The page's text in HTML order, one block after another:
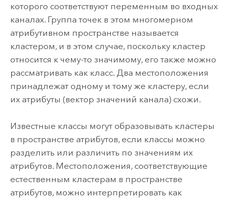
которого соответствуют переменным во входных
каналах. Группа точек в этом многомерном
атрибутивном пространстве называется
кластером, и в этом случае, поскольку кластер
относится к чему-то значимому, его также можно
рассматривать как класс. Два местоположения
принадлежат одному и тому же кластеру, если
их атрибуты (вектор значений канала) схожи.
Известные классы могут образовывать кластеры
в пространстве атрибутов, если классы можно
разделить или различить по значениям их
атрибутов. Местоположения, соответствующие
естественным кластерам в пространстве
атрибутов, можно интерпретировать как